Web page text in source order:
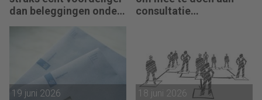
dan beleggingen onder
consultatie
19 juni 2026 18 juni 2026